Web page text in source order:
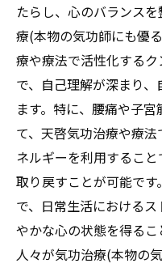
たらし、心のバランス
療(本物の気功師にも優
療や療法で活性化する
で、自己理解が深まり
ます。特に、腰痛や子
て、天啓気功治療や療
ネルギーを利用するこ
取り戻すことが可能で
で、日常生活における
やかな心の状態を得る
人々が気功治療(本物の